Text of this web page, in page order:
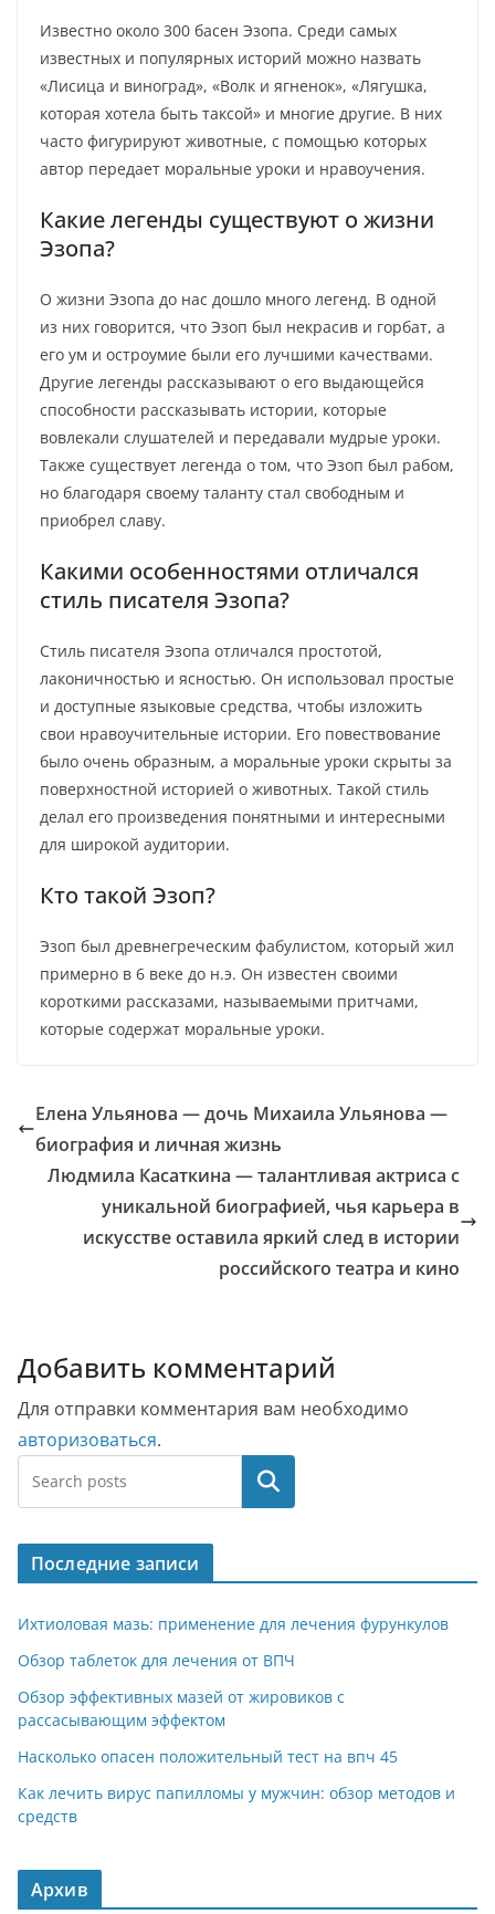
Известно около 300 басен Эзопа. Среди самых
известных и популярных историй можно назвать
«Лисица и виноград», «Волк и ягненок», «Лягушка,
которая хотела быть таксой» и многие другие. В них
часто фигурируют животные, с помощью которых
автор передает моральные уроки и нравоучения.
Какие легенды существуют о жизни
Эзопа?
О жизни Эзопа до нас дошло много легенд. В одной
из них говорится, что Эзоп был некрасив и горбат, а
его ум и остроумие были его лучшими качествами.
Другие легенды рассказывают о его выдающейся
способности рассказывать истории, которые
вовлекали слушателей и передавали мудрые уроки.
Также существует легенда о том, что Эзоп был рабом,
но благодаря своему таланту стал свободным и
приобрел славу.
Какими особенностями отличался
стиль писателя Эзопа?
Стиль писателя Эзопа отличался простотой,
лаконичностью и ясностью. Он использовал простые
и доступные языковые средства, чтобы изложить
свои нравоучительные истории. Его повествование
было очень образным, а моральные уроки скрыты за
поверхностной историей о животных. Такой стиль
делал его произведения понятными и интересными
для широкой аудитории.
Кто такой Эзоп?
Эзоп был древнегреческим фабулистом, который жил
примерно в 6 веке до н.э. Он известен своими
короткими рассказами, называемыми притчами,
которые содержат моральные уроки.
Елена Ульянова — дочь Михаила Ульянова —
биография и личная жизнь
Людмила Касаткина — талантливая актриса с
уникальной биографией, чья карьера в
искусстве оставила яркий след в истории
российского театра и кино
Добавить комментарий
Для отправки комментария вам необходимо
авторизоваться.
Поиск
Последние записи
Ихтиоловая мазь: применение для лечения фурункулов
Обзор таблеток для лечения от ВПЧ
Обзор эффективных мазей от жировиков с
рассасывающим эффектом
Насколько опасен положительный тест на впч 45
Как лечить вирус папилломы у мужчин: обзор методов и
средств
Архив